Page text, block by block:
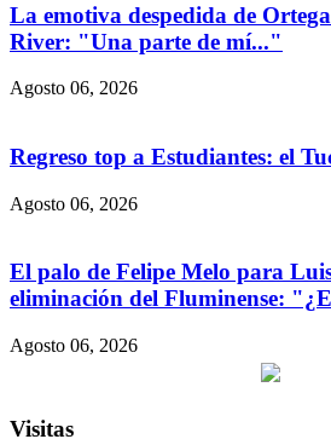
La emotiva despedida de
River: "Una parte de mí..."
Agosto 06, 2026
Regreso top a Estudiantes: el
Agosto 06, 2026
El palo de Felipe Melo para
eliminación del Fluminense:
Agosto 06, 2026
Visitas